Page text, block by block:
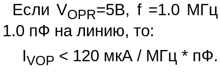
Если VOPR=5В, f =1.0
1.0 пФ на линию, то:
IVOP < 120 мкА / МГц * пФ.